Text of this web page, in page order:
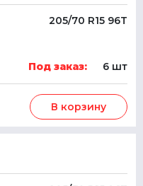
205/70 R15 96T
Под заказ: 6 шт
В корзину